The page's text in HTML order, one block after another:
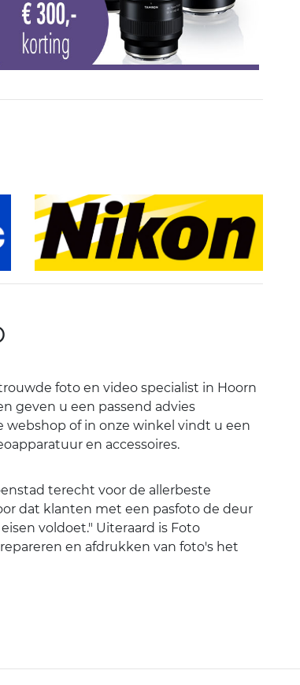
foto en video specialist in Hoorn
geven u een passend advies
webshop of in onze winkel vindt u een
en accessoires.
terecht voor de allerbeste
dat klanten met een pasfoto de deur
voldoet." Uiteraard is Foto
en afdrukken van foto's het